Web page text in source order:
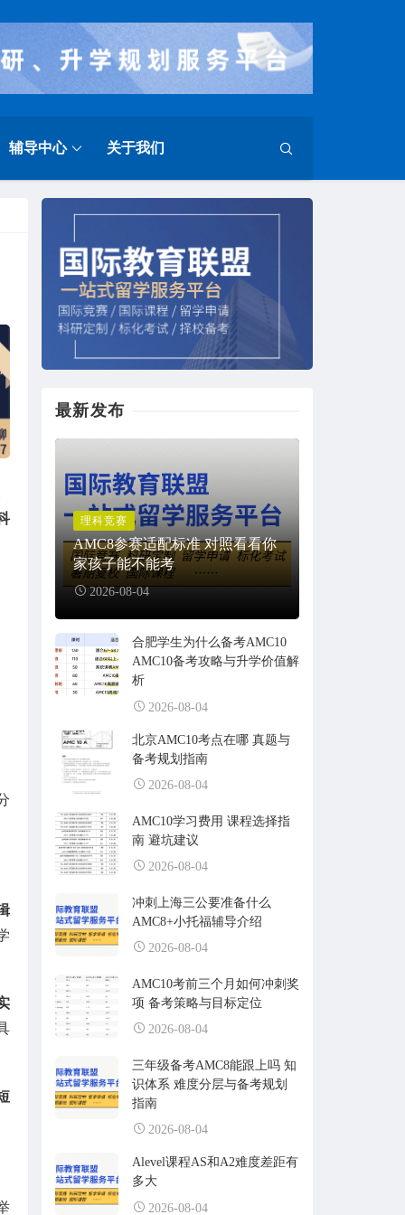
辅导中心 关于我们
最新发布
理科竞赛
AMC8参赛适配标准 对照看看你
家孩子能不能考
2026-08-04
合肥学生为什么备考AMC10
AMC10备考攻略与升学价值解
析
2026-08-04
北京AMC10考点在哪 真题与
备考规划指南
2026-08-04
AMC10学习费用 课程选择指
南 避坑建议
2026-08-04
冲刺上海三公要准备什么
AMC8+小托福辅导介绍
2026-08-04
AMC10考前三个月如何冲刺奖
项 备考策略与目标定位
2026-08-04
三年级备考AMC8能跟上吗 知
识体系 难度分层与备考规划
指南
2026-08-04
Alevel课程AS和A2难度差距有
多大
2026-08-04